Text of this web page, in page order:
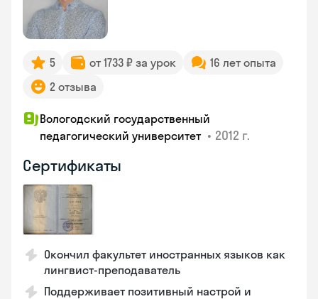
5 от 1733 ₽ за урок
16 лет опыта
2 отзыва
Вологодский государственный
педагогический университет • 2012 г.
Сертификаты
Окончил факультет иностранных языков как
лингвист-преподаватель
Поддерживает позитивный настрой и